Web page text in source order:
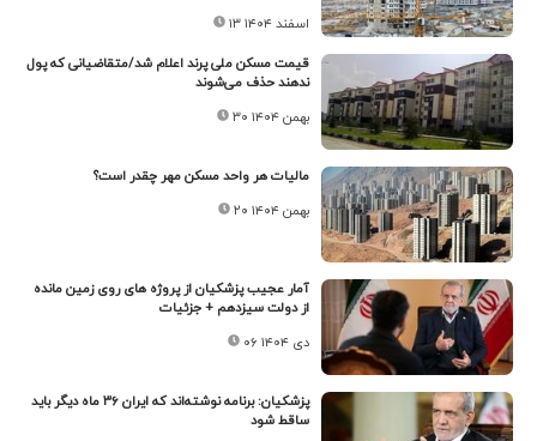
۱۳ اسفند ۱۴۰۴
قیمت مسکن ملی پرند اعلام شد/متقاضیانی که پول
ندهند حذف می‌شوند
۳۰ بهمن ۱۴۰۴
مالیات هر واحد مسکن مهر چقدر است؟
۲۰ بهمن ۱۴۰۴
آمار عجیب پزشکیان از پروژه های روی زمین مانده
از دولت سیزدهم + جزئیات
۰۶ دی ۱۴۰۴
پزشکیان: برنامه نوشته‌اند که ایران ۳۶ ماه دیگر باید
ساقط شود